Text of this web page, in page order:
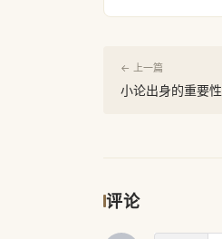
← 上一篇
小论出身的重要性
评论